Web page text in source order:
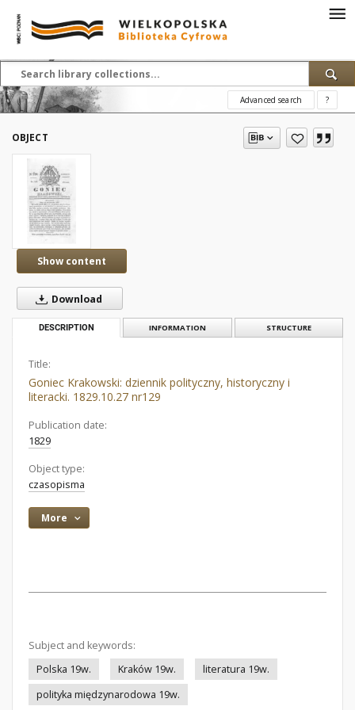
Advanced search ?
OBJECT
Show content
Download
DESCRIPTION INFORMATION STRUCTURE
Title:
Goniec Krakowski: dziennik polityczny, historyczny i
literacki. 1829.10.27 nr129
Publication date:
1829
Object type:
czasopisma
More
Subject and keywords:
Polska 19w.
Kraków 19w.
literatura 19w.
polityka międzynarodowa 19w.